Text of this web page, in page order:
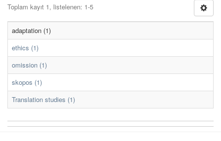
Toplam kayıt 1, listelenen: 1-5
adaptation (1)
ethics (1)
omission (1)
skopos (1)
Translation studies (1)